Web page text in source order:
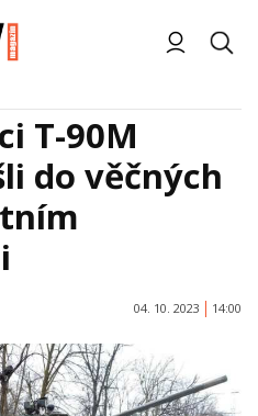
T-90M
do věčných
04. 10. 2023 14:00